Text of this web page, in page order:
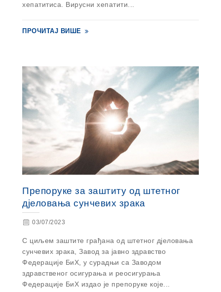
хепатитиса. Вирусни хепатити...
ПРОЧИТАЈ ВИШЕ
Препоруке за заштиту од штетног
д‌јеловања сунчевих зрака
03/07/2023
С циљем заштите грађана од штетног д‌јеловања
сунчевих зрака, Завод за јавно здравство
Федерације БиХ, у сурадњи са Заводом
здравственог осигурања и реосигурања
Федерације БиХ издао је препоруке које...